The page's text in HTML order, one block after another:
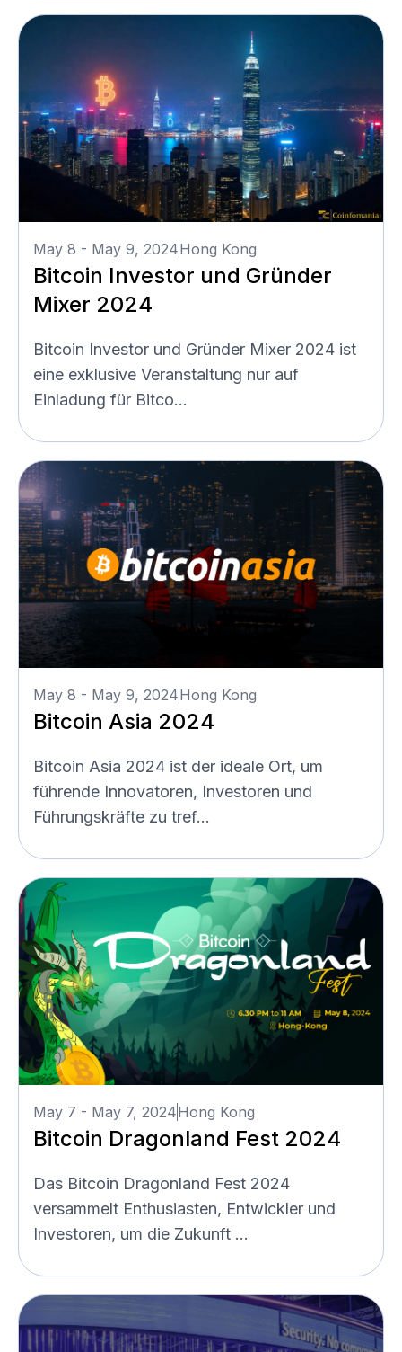
May 8 - May 9, 2024Hong Kong
Bitcoin Investor und Gründer
Mixer 2024
Bitcoin Investor und Gründer Mixer 2024 ist
eine exklusive Veranstaltung nur auf
Einladung für Bitco...
May 8 - May 9, 2024Hong Kong
Bitcoin Asia 2024
Bitcoin Asia 2024 ist der ideale Ort, um
führende Innovatoren, Investoren und
Führungskräfte zu tref...
May 7 - May 7, 2024Hong Kong
Bitcoin Dragonland Fest 2024
Das Bitcoin Dragonland Fest 2024
versammelt Enthusiasten, Entwickler und
Investoren, um die Zukunft ...